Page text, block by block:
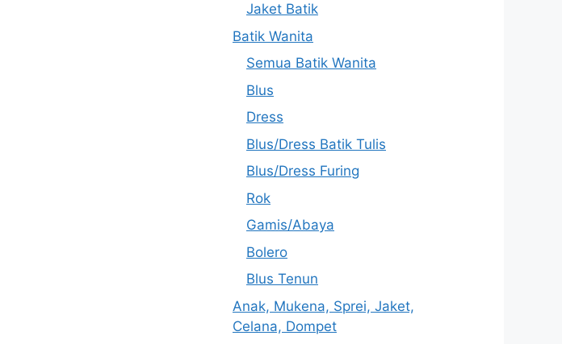
Jaket Batik
Batik Wanita
Semua Batik Wanita
Blus
Dress
Blus/Dress Batik Tulis
Blus/Dress Furing
Rok
Gamis/Abaya
Bolero
Blus Tenun
Anak, Mukena, Sprei, Jaket,
Celana, Dompet